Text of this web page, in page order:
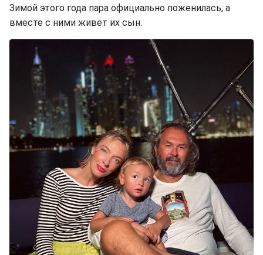
Зимой этого года пара официально поженилась, а
вместе с ними живет их сын.